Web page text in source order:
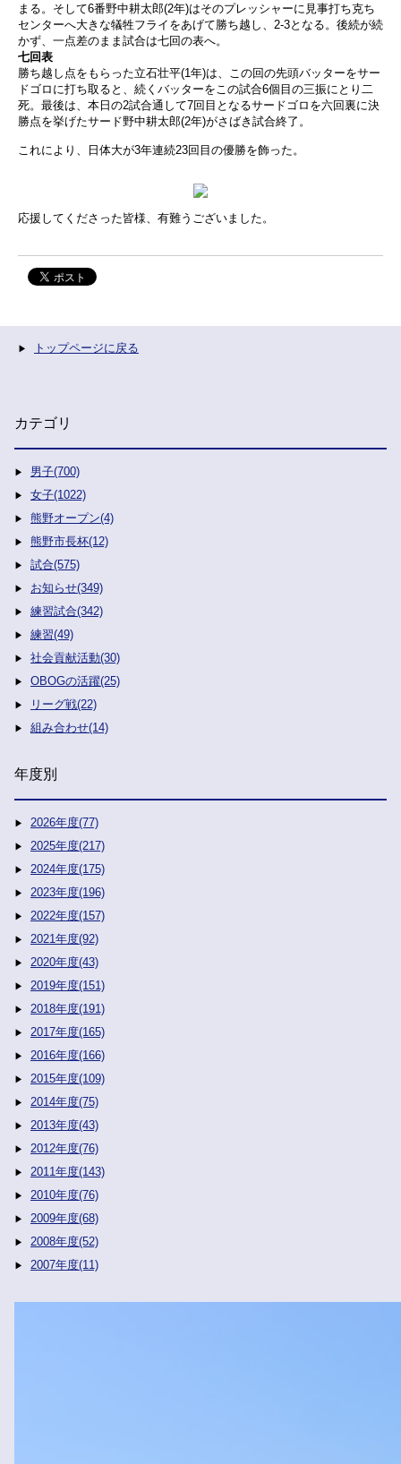
まる。そして6番野中耕太郎(2年)はそのプレッシャーに見事打ち克ち
センターへ大きな犠牲フライをあげて勝ち越し、2-3となる。後続が続
かず、一点差のまま試合は七回の表へ。
七回表
勝ち越し点をもらった立石壮平(1年)は、この回の先頭バッターをサー
ドゴロに打ち取ると、続くバッターをこの試合6個目の三振にとり二
死。最後は、本日の2試合通して7回目となるサードゴロを六回裏に決
勝点を挙げたサード野中耕太郎(2年)がさばき試合終了。
これにより、日体大が3年連続23回目の優勝を飾った。
応援してくださった皆様、有難うございました。
トップページに戻る
カテゴリ
男子(700)
女子(1022)
熊野オープン(4)
熊野市長杯(12)
試合(575)
お知らせ(349)
練習試合(342)
練習(49)
社会貢献活動(30)
OBOGの活躍(25)
リーグ戦(22)
組み合わせ(14)
年度別
2026年度(77)
2025年度(217)
2024年度(175)
2023年度(196)
2022年度(157)
2021年度(92)
2020年度(43)
2019年度(151)
2018年度(191)
2017年度(165)
2016年度(166)
2015年度(109)
2014年度(75)
2013年度(43)
2012年度(76)
2011年度(143)
2010年度(76)
2009年度(68)
2008年度(52)
2007年度(11)